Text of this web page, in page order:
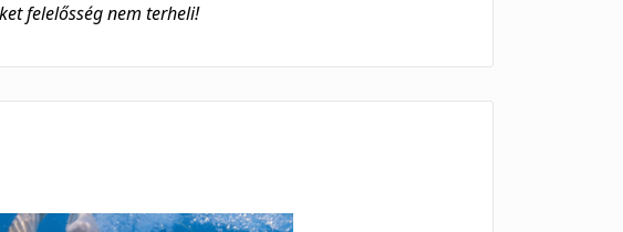
felelősség nem terheli!